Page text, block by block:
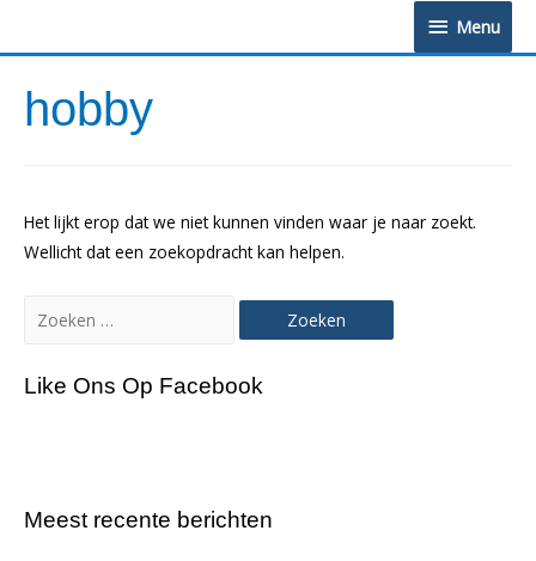
Menu
Menu
hobby
Het lijkt erop dat we niet kunnen vinden waar je naar zoekt.
Wellicht dat een zoekopdracht kan helpen.
Zoeken
Like Ons Op Facebook
Meest recente berichten